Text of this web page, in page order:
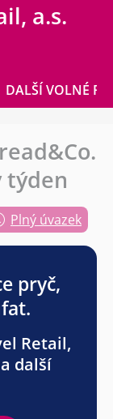
a.s.
DALŠÍ VOLNÉ
týden
Plný úvazek
pryč,
Retail,
další